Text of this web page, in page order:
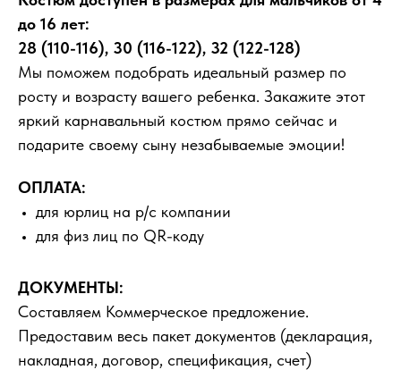
до 16 лет:
28 (110-116), 30 (116-122), 32 (122-128)
Мы поможем подобрать идеальный размер по
росту и возрасту вашего ребенка. Закажите этот
яркий карнавальный костюм прямо сейчас и
подарите своему сыну незабываемые эмоции!
ОПЛАТА:
для юрлиц на р/с компании
для физ лиц по QR-коду
ДОКУМЕНТЫ:
Составляем Коммерческое предложение.
Предоставим весь пакет документов (декларация,
накладная, договор, спецификация, счет)